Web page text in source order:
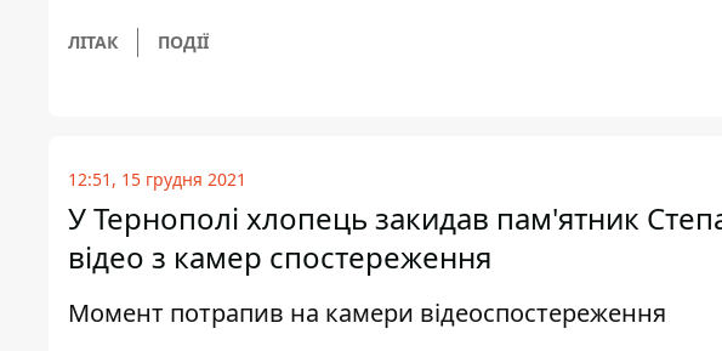
ЛІТАК ПОДІЇ
12:51, 15 грудня 2021
У Тернополі хлопець закидав пам'ятник
відео з камер спостереження
Момент потрапив на камери відеоспостереження